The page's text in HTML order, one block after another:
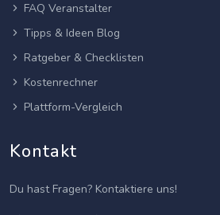
FAQ Veranstalter
Tipps & Ideen Blog
Ratgeber & Checklisten
Kostenrechner
Plattform-Vergleich
Kontakt
Du hast Fragen? Kontaktiere uns!